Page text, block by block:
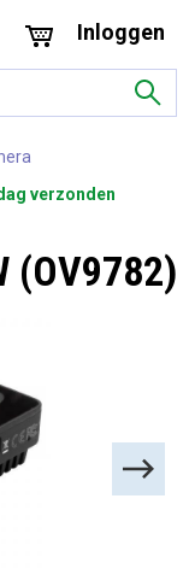
Inloggen
verzonden
(OV9782)